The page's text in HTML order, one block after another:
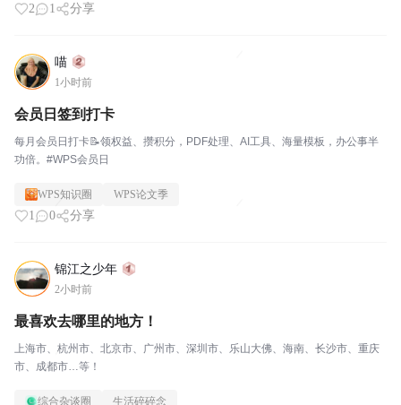
2 1 分享
喵
1小时前
会员日签到打卡
每月会员日打卡📝领权益、攒积分，PDF处理、AI工具、海量模板，办公事半
功倍。#WPS会员日
WPS知识圈 WPS论文季
1 0 分享
锦江之少年
2小时前
最喜欢去哪里的地方！
上海市、杭州市、北京市、广州市、深圳市、乐山大佛、海南、长沙市、重庆
市、成都市…等！
综合杂谈圈 生活碎碎念